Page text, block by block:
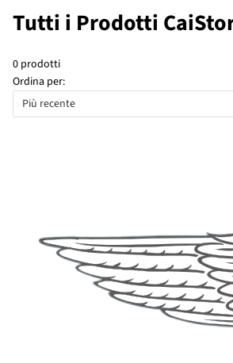
Tutti i Prodotti
0 prodotti
Ordina per:
Più recente